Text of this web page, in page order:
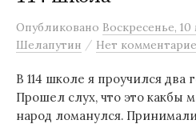
м
у
Опубликовано Воскресенье, 10
Шелапутин / Нет
В 114 школе я проучился два
Прошел слух, что это какбы
народ ломанулся.